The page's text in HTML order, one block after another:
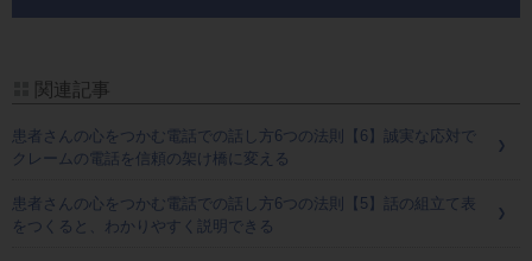
関連記事
患者さんの心をつかむ電話での話し方6つの法則【6】誠実な応対で
クレームの電話を信頼の架け橋に変える
患者さんの心をつかむ電話での話し方6つの法則【5】話の組立て表
をつくると、わかりやすく説明できる